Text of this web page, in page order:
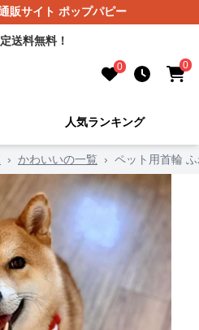
販サイト ポップパピー
送料無料！
0 0
人気ランキング
› かわいいの一覧 › ペット用首輪